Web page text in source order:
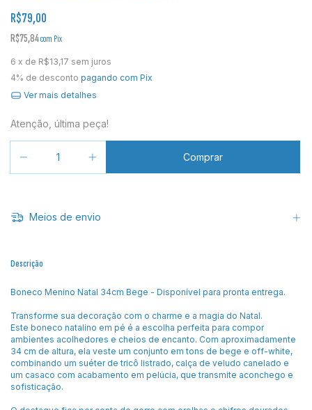
R$79,00
R$75,84com Pix
6 x de R$13,17 sem juros
4% de desconto pagando com Pix
Ver mais detalhes
Atenção, última peça!
Meios de envio
Descrição
Boneco Menino Natal 34cm Bege - Disponível para pronta entrega.
Transforme sua decoração com o charme e a magia do Natal.
Este boneco natalino em pé é a escolha perfeita para compor
ambientes acolhedores e cheios de encanto. Com aproximadamente
34 cm de altura, ela veste um conjunto em tons de bege e off-white,
combinando um suéter de tricô listrado, calça de veludo canelado e
um casaco com acabamento em pelúcia, que transmite aconchego e
sofisticação.